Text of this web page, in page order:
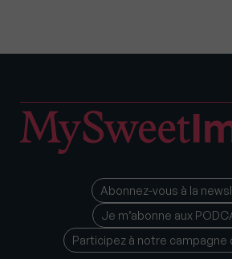
Abonnez-vous à la
Je m’abonne aux
Participez à notre campagne